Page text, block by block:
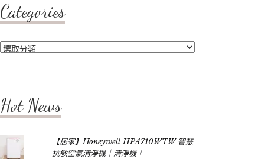
Categories
Categories
Hot News
【居家】Honeywell HPA710WTW 智慧
抗敏空氣清淨機｜清淨機｜